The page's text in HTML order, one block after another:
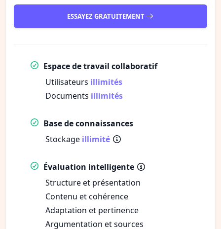
ESSAYEZ GRATUITEMENT
Espace de travail collaboratif
Utilisateurs illimités
Documents illimités
Base de connaissances
Stockage illimité
Évaluation intelligente
Structure et présentation
Contenu et cohérence
Adaptation et pertinence
Argumentation et sources